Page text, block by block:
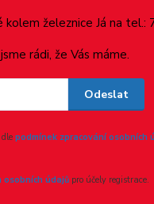
zinek
železnice Já na tel.:
rádi, že Vás máme.
Odeslat
podmínek zpracování osobních
osobních údajůpro účely registrace.